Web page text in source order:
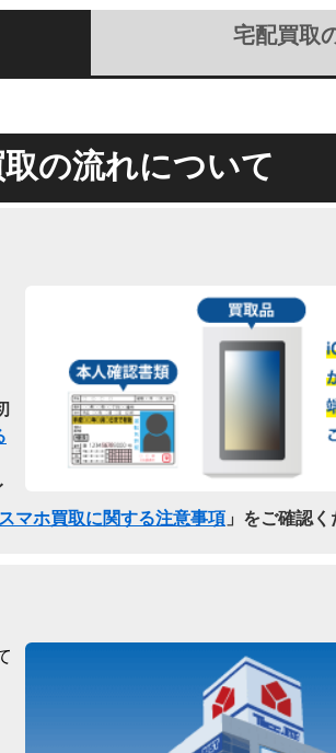
宅配買取
取の流れについて
マホ買取に関する注意事項 」をご確認